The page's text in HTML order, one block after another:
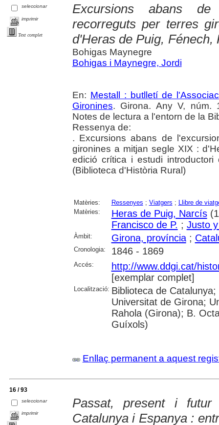
seleccionar
imprimir
Text complet
Excursions abans
recorreguts per terres
d'Heras de Puig, Fénech,
Bohigas Maynegre
Bohigas i Maynegre, Jordi
En: Mestall : butlletí de
Gironines. Girona. Any V, núm.
Notes de lectura a l'entorn de la
Ressenya de:
. Excursions abans de
gironines a mitjan segle XIX :
edició crítica i estudi
(Biblioteca d'Història Rural)
Matèries: Ressenyes ; Viatgers ; Llibre de
Matèries:
Heras de Puig, Narcís
Francisco de P. ; Justo
Àmbit: Girona, província;
Cronologia: 1846 - 1869
Accés:
http://www.ddgi.cat/
[exemplar complet]
Localització: Biblioteca de
Universitat de Girona;
Rahola (Girona); B.
Guíxols)
Enllaç permanent a aquest
16 / 93
seleccionar
imprimir
Passat, present i
Catalunya i Espanya :